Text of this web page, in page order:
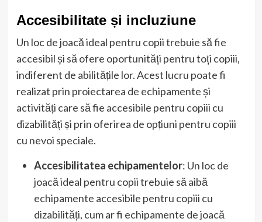
Accesibilitate și incluziune
Un loc de joacă ideal pentru copii trebuie să fie
accesibil și să ofere oportunități pentru toți copiii,
indiferent de abilitățile lor. Acest lucru poate fi
realizat prin proiectarea de echipamente și
activități care să fie accesibile pentru copiii cu
dizabilități și prin oferirea de opțiuni pentru copiii
cu nevoi speciale.
Accesibilitatea echipamentelor: Un loc de
joacă ideal pentru copii trebuie să aibă
echipamente accesibile pentru copiii cu
dizabilități, cum ar fi echipamente de joacă